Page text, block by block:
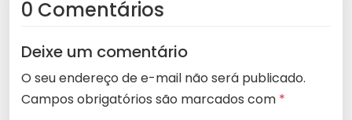
0 Comentários
Deixe um comentário
O seu endereço de e-mail não será publicado.
Campos obrigatórios são marcados com *